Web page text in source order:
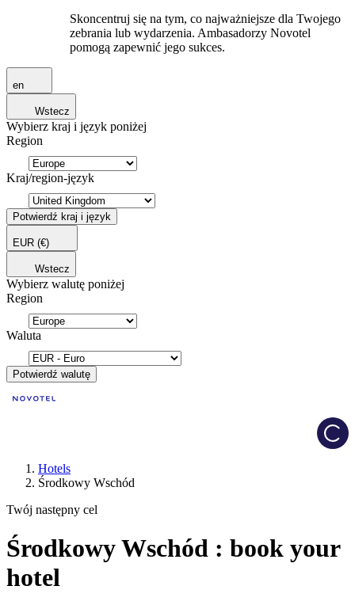
Skoncentruj się na tym, co najważniejsze dla Twojego
zebrania lub wydarzenia. Ambasadorzy Novotel
pomogą zapewnić jego sukces.
en
Wstecz
Wybierz kraj i język poniżej
Region
Kraj/region-język
Potwierdź kraj i język
EUR (€)
Wstecz
Wybierz walutę poniżej
Region
Waluta
Potwierdź walutę
Hotels
Środkowy Wschód
Twój następny cel
Środkowy Wschód : book your
hotel